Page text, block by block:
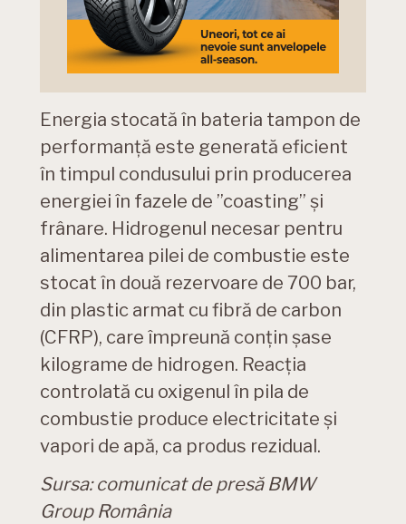
Energia stocată în bateria tampon de
performanţă este generată eficient
în timpul condusului prin producerea
energiei în fazele de ”coasting” şi
frânare. Hidrogenul necesar pentru
alimentarea pilei de combustie este
stocat în două rezervoare de 700 bar,
din plastic armat cu fibră de carbon
(CFRP), care împreună conţin şase
kilograme de hidrogen. Reacţia
controlată cu oxigenul în pila de
combustie produce electricitate şi
vapori de apă, ca produs rezidual.
Sursa: comunicat de presă BMW
Group România